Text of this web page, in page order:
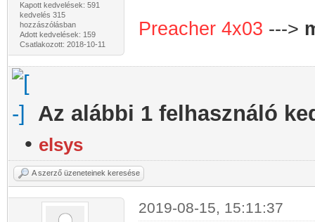
Kapott kedvelések: 591
kedvelés 315
hozzászólásban
Adott kedvelések: 159
Csatlakozott: 2018-10-11
Preacher 4x03 --->
Az alábbi 1 felhasználó
• elsys
A szerző üzeneteinek keresése
2019-08-15, 15:11:37